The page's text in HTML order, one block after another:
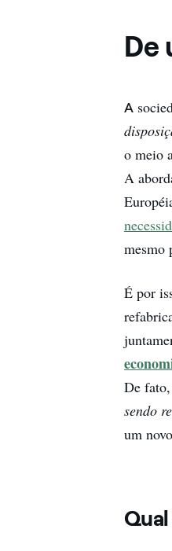
De
A
o meio
A
mesmo
É por
De
sendo
um